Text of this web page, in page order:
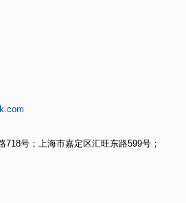
718号；上海市嘉定区汇旺东路599号；